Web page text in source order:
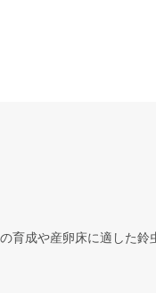
育成や産卵床に適した鈴